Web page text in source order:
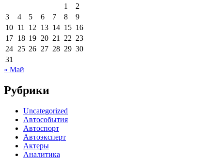
1
2
3
4 5 6 7 8
9
10 11 12 13 14 15 16
17 18 19 20 21 22 23
24 25 26 27 28 29 30
31
« Май
Рубрики
Uncategorized
Автособытия
Автоспорт
Автоэксперт
Актеры
Аналитика